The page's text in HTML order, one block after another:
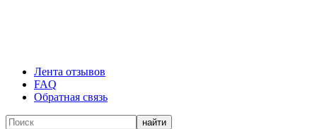
Лента отзывов
FAQ
Обратная связь